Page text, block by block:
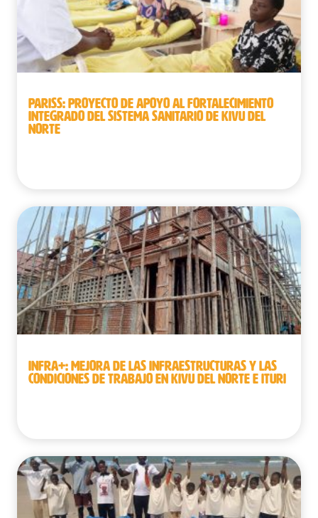
PARISS: PROYECTO DE APOYO AL FORTALECIMIENTO
INTEGRADO DEL SISTEMA SANITARIO DE KIVU DEL
NORTE
INFRA+: MEJORA DE LAS INFRAESTRUCTURAS Y LAS
CONDICIONES DE TRABAJO EN KIVU DEL NORTE E ITURI